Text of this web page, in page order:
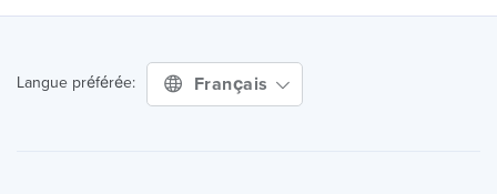
Langue préférée: Français